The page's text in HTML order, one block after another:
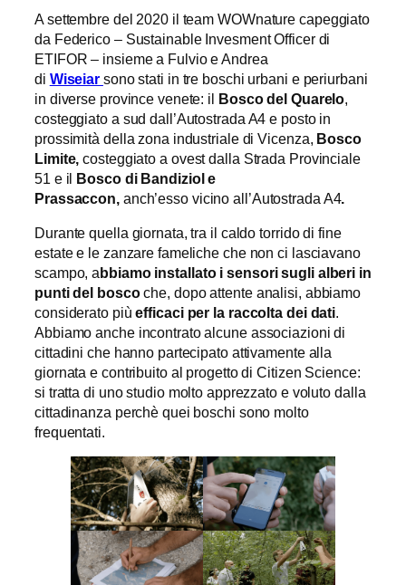
A settembre del 2020 il team WOWnature capeggiato
da Federico – Sustainable Invesment Officer di
ETIFOR – insieme a Fulvio e Andrea
di Wiseiar sono stati in tre boschi urbani e periurbani
in diverse province venete: il Bosco del Quarelo,
costeggiato a sud dall’Autostrada A4 e posto in
prossimità della zona industriale di Vicenza, Bosco
Limite,costeggiato a ovest dalla Strada Provinciale
51 e il Bosco di Bandiziol e
Prassaccon, anch’esso vicino all’Autostrada A4.
Durante quella giornata, tra il caldo torrido di fine
estate e le zanzare fameliche che non ci lasciavano
scampo, abbiamo installato i sensori sugli alberi in
punti del boscoche, dopo attente analisi, abbiamo
considerato piùefficaci per la raccolta dei dati.
Abbiamo anche incontrato alcune associazioni di
cittadini che hanno partecipato attivamente alla
giornata e contribuito al progetto di Citizen Science:
si tratta di uno studio molto apprezzato e voluto dalla
cittadinanza perchè quei boschi sono molto
frequentati.